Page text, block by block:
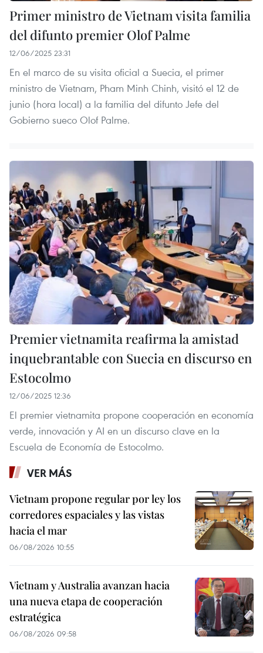
Primer ministro de Vietnam visita familia
del difunto premier Olof Palme
12/06/2025 23:31
En el marco de su visita oficial a Suecia, el primer
ministro de Vietnam, Pham Minh Chinh, visitó el 12 de
junio (hora local) a la familia del difunto Jefe del
Gobierno sueco Olof Palme.
Premier vietnamita reafirma la amistad
inquebrantable con Suecia en discurso en
Estocolmo
12/06/2025 12:36
El premier vietnamita propone cooperación en economía
verde, innovación y AI en un discurso clave en la
Escuela de Economía de Estocolmo.
VER MÁS
Vietnam propone regular por ley los
corredores espaciales y las vistas
hacia el mar
06/08/2026 10:55
Vietnam y Australia avanzan hacia
una nueva etapa de cooperación
estratégica
06/08/2026 09:58